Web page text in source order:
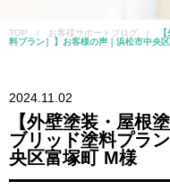
TOP / お客様サポートブログ /
料プラン］】お客様の声｜浜松市中央
2024.11.02
【外壁塗装・屋根
ブリッド塗料プラ
央区富塚町 M様